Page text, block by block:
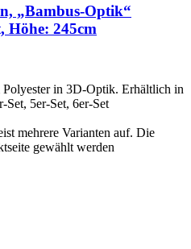
„Bambus-Optik“
Höhe: 245cm
Polyester in 3D-Optik. Erhältlich in
Set, 5er-Set, 6er-Set
mehrere Varianten auf. Die
gewählt werden